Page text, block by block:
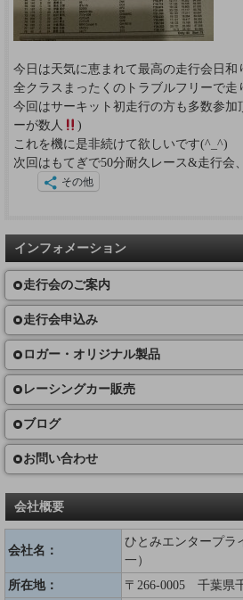
今日は天気に恵まれて最高の走行会日和
全クラスまったくのトラブルフリーで走
今回はサーキット初走行の方も多数参
ーが数人
)
これを機に是非続けて欲しいです(^_^)
次回はもてぎで50分耐久レース&走行会
その他
インフォメーション
走行会のご案内
走行会申込み
ロガー・オリジナル製品
レーシングカー販売
ブログ
お問い合わせ
会社概要
会社名：
ひとみエンタープ
一）
所在地：
〒266-0005 千葉県